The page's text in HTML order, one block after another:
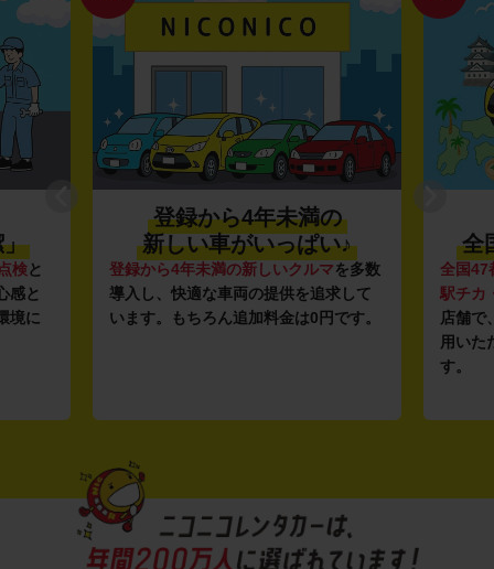
」
検と
感と
境に
登録から4年未満の
新しい車がいっぱい♪
登録から4年未満の新しいクルマを多数
導入し、快適な車両の提供を追求して
います。もちろん追加料金は0円です。
全
全国47
駅チカ
店舗で
用いた
す。